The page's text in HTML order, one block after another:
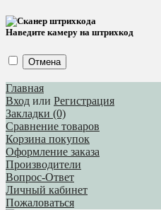
Наведите камеру на штрихкод
Отмена
Главная
Вход или Регистрация
Закладки (0)
Сравнение товаров
Корзина покупок
Оформление заказа
Производители
Вопрос-Ответ
Личный кабинет
Пожаловаться